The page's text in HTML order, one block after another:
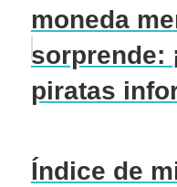
moneda
sorprende:
piratas
Índice de